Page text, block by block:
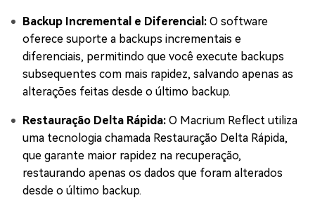
Backup Incremental e Diferencial: O software
oferece suporte a backups incrementais e
diferenciais, permitindo que você execute backups
subsequentes com mais rapidez, salvando apenas as
alterações feitas desde o último backup.
Restauração Delta Rápida: O Macrium Reflect utiliza
uma tecnologia chamada Restauração Delta Rápida,
que garante maior rapidez na recuperação,
restaurando apenas os dados que foram alterados
desde o último backup.